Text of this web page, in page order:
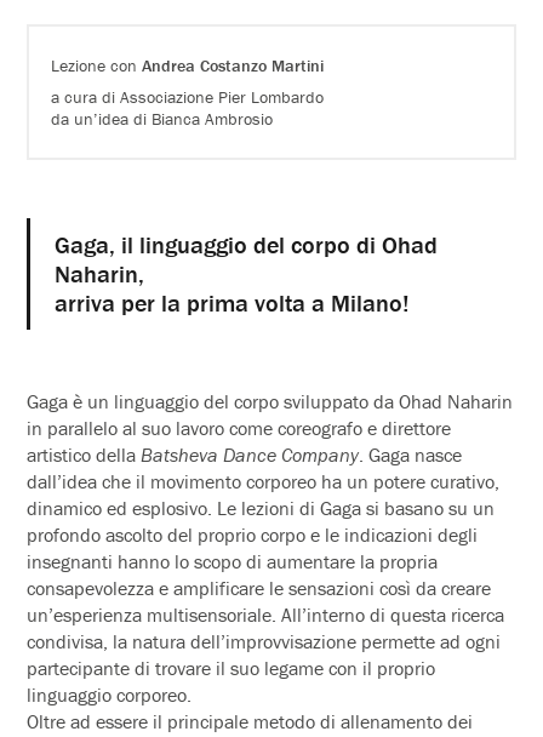
Lezione conAndrea Costanzo Martini
a cura di Associazione Pier Lombardo
da un’idea di Bianca Ambrosio
Gaga, il linguaggio del corpo di Ohad
Naharin,
arriva per la prima volta a Milano!
Gaga è un linguaggio del corpo sviluppato da Ohad Naharin
in parallelo al suo lavoro come coreografo e direttore
artistico della Batsheva Dance Company . Gaga nasce
dall’idea che il movimento corporeo ha un potere curativo,
dinamico ed esplosivo. Le lezioni di Gaga si basano su un
profondo ascolto del proprio corpo e le indicazioni degli
insegnanti hanno lo scopo di aumentare la propria
consapevolezza e amplificare le sensazioni così da creare
un’esperienza multisensoriale. All’interno di questa ricerca
condivisa, la natura dell’improvvisazione permette ad ogni
partecipante di trovare il suo legame con il proprio
linguaggio corporeo.
Oltre ad essere il principale metodo di allenamento dei